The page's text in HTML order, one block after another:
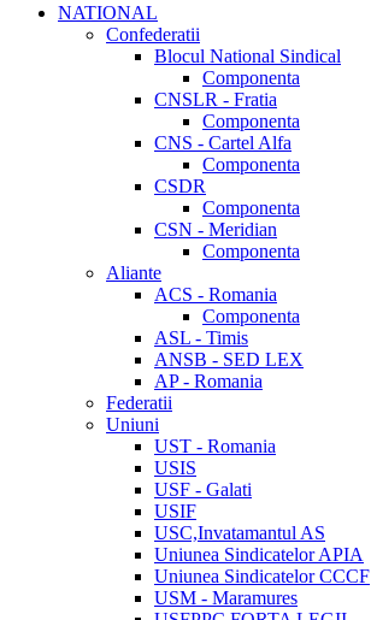
NATIONAL
Confederatii
Blocul National Sindical
Componenta
CNSLR - Fratia
Componenta
CNS - Cartel Alfa
Componenta
CSDR
Componenta
CSN - Meridian
Componenta
Aliante
ACS - Romania
Componenta
ASL - Timis
ANSB - SED LEX
AP - Romania
Federatii
Uniuni
UST - Romania
USIS
USF - Galati
USIF
USC,Invatamantul AS
Uniunea Sindicatelor APIA
Uniunea Sindicatelor CCCF
USM - Maramures